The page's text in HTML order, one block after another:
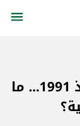
سرّ الأميرة ديانا المدفون منذ 1991... ما